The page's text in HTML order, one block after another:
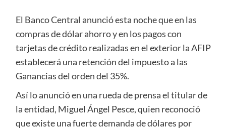
El Banco Central anunció esta noche que en las
compras de dólar ahorro y en los pagos con
tarjetas de crédito realizadas en el exterior la AFIP
establecerá una retención del impuesto a las
Ganancias del orden del 35%.
Así lo anunció en una rueda de prensa el titular de
la entidad, Miguel Ángel Pesce, quien reconoció
que existe una fuerte demanda de dólares por